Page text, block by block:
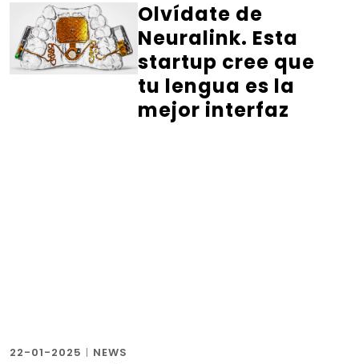
Olvídate de
Neuralink. Esta
startup cree que
tu lengua es la
mejor interfaz
22-01-2025 | NEWS